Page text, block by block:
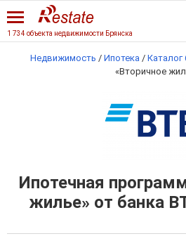
1 734 объекта недвижимости Брянска
Недвижимость / Ипотека / Каталог
«Вторичное
Ипотечная
жилье» от банка